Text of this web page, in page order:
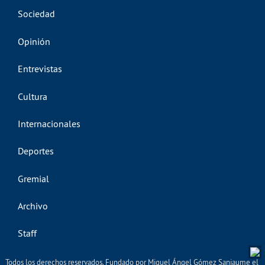
Sociedad
Opinión
Entrevistas
Cultura
Internacionales
Deportes
Gremial
Archivo
Staff
Todos los derechos reservados. Fundado por Miguel Ángel Gómez Sanjaume el